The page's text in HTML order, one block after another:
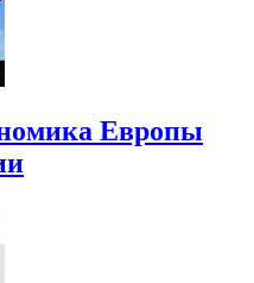
Европы